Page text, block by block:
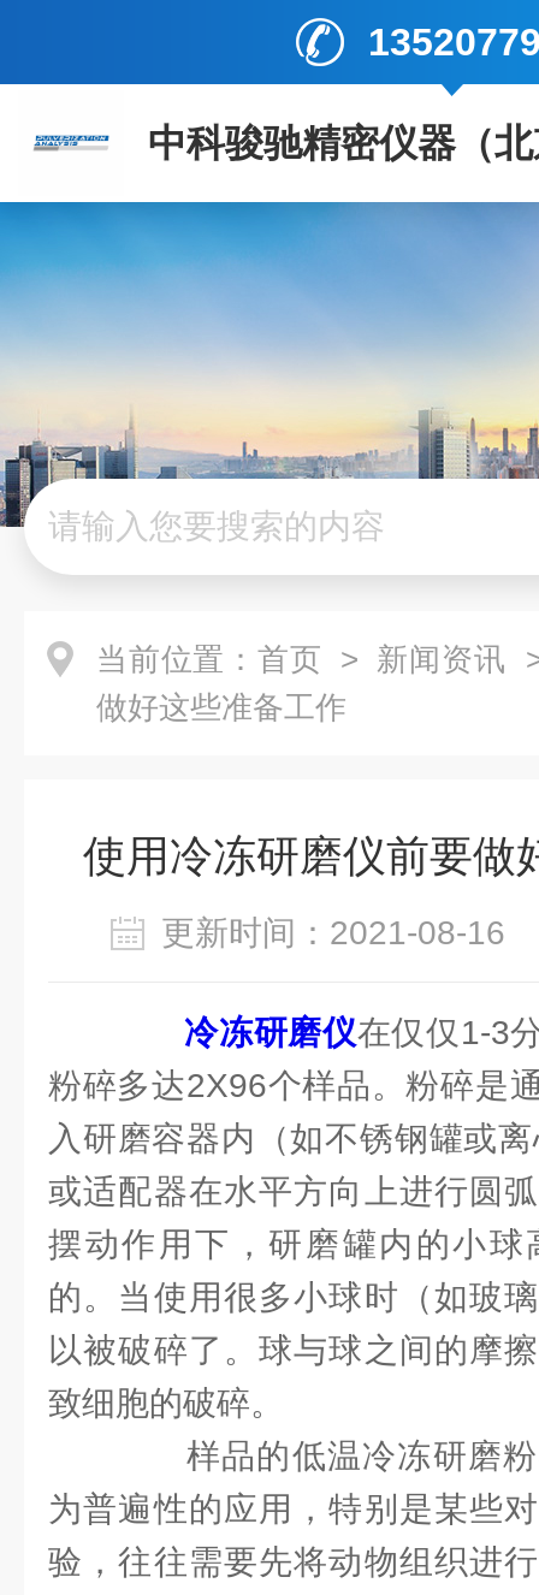
中科骏驰精密仪器（
司
当前位置： 首页 > 新闻资讯
做好这些准备工作
使用冷冻研磨仪前要做
更新时间：2021-08-
冷冻研磨仪在仅仅1-3
粉碎多达2X96个样品。粉碎是
入研磨容器内（如不锈钢罐或
或适配器在水平方向上进行圆
摆动作用下，研磨罐内的小球
的。当使用很多小球时（如玻
以被破碎了。球与球之间的摩
致细胞的破碎。
样品的低温冷冻研磨粉
为普遍性的应用，特别是某些
验，往往需要先将动物组织进